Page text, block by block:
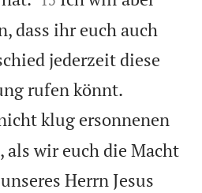
dass ihr euch auch
jederzeit diese
rufen könnt.
klug ersonnenen
als wir euch die Macht
Herrn Jesus